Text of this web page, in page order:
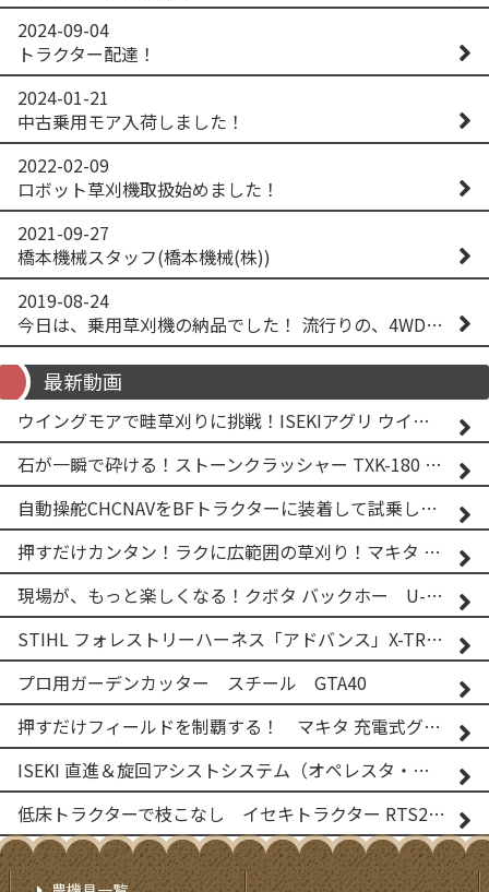
2024-09-04
トラクター配達！
2024-01-21
中古乗用モア入荷しました！
2022-02-09
ロボット草刈機取扱始めました！
2021-09-27
橋本機械スタッフ(橋本機械(株))
2019-08-24
今日は、乗用草刈機の納品でした！ 流行りの、4WD！ #イセキアグリ #オーレック #四駆 #増税間近
最新動画
ウイングモアで畦草刈りに挑戦！ISEKIアグリ ウイングモア WM746AF
石が一瞬で砕ける！ストーンクラッシャー TXK-180 実演
自動操舵CHCNAVをBFトラクターに装着して試乗してみた！！ CHCNAV NX610
押すだけカンタン！ラクに広範囲の草刈り！マキタ バッテリー式草刈り機 MUG001G 2
現場が、もっと楽しくなる！クボタ バックホー U-25-3A
STIHL フォレストリーハーネス「アドバンス」X-TREEm
プロ用ガーデンカッター スチール GTA40
押すだけフィールドを制覇する！ マキタ 充電式グランドトリマー MUG001G
ISEKI 直進＆旋回アシストシステム（オペレスタ・ターン）搭載 イセキ 乗用田植機 PRJ8D-ZJL
低床トラクターで枝こなし イセキトラクター RTS205NS & フレールモア FNC1202F